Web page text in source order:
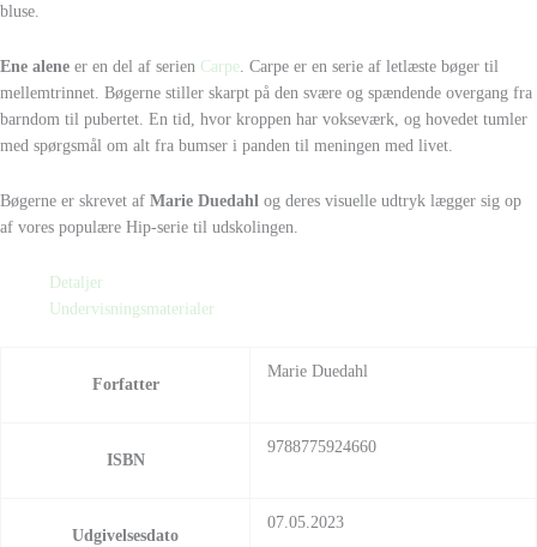
bluse.
Ene alene er en del af serien Carpe . Carpe er en serie af letlæste bøger til
mellemtrinnet. Bøgerne stiller skarpt på den svære og spændende overgang fra
barndom til pubertet. En tid, hvor kroppen har vokseværk, og hovedet tumler
med spørgsmål om alt fra bumser i panden til meningen med livet.
Bøgerne er skrevet af Marie Duedahl og deres visuelle udtryk lægger sig op
af vores populære Hip-serie til udskolingen.
Detaljer
Undervisningsmaterialer
Forfatter
Marie Duedahl
ISBN
9788775924660
Udgivelsesdato
07.05.2023